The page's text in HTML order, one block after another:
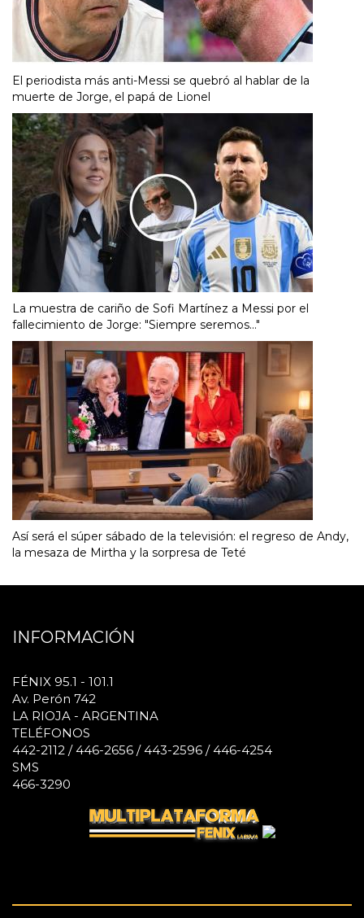
El periodista más anti-Messi se quebró al hablar de la
muerte de Jorge, el papá de Lionel
La muestra de cariño de Sofi Martínez a Messi por el
fallecimiento de Jorge: "Siempre seremos..."
Así será el súper sábado de la televisión: el regreso de Andy,
la mesaza de Mirtha y la sorpresa de Teté
INFORMACIÓN
FÉNIX 95.1 - 101.1
Av. Perón 742
LA RIOJA - ARGENTINA
TELÉFONOS
442-2112 / 446-2656 / 443-2596 / 446-4254
SMS
466-3290